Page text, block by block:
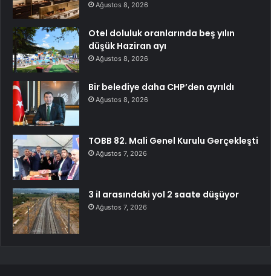
Ağustos 8, 2026
Otel doluluk oranlarında beş yılın
düşük Haziran ayı
Ağustos 8, 2026
Bir belediye daha CHP’den ayrıldı
Ağustos 8, 2026
TOBB 82. Mali Genel Kurulu Gerçekleşti
Ağustos 7, 2026
3 il arasındaki yol 2 saate düşüyor
Ağustos 7, 2026